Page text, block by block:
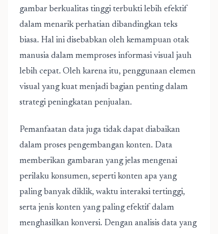
gambar berkualitas tinggi terbukti lebih efektif
dalam menarik perhatian dibandingkan teks
biasa. Hal ini disebabkan oleh kemampuan otak
manusia dalam memproses informasi visual jauh
lebih cepat. Oleh karena itu, penggunaan elemen
visual yang kuat menjadi bagian penting dalam
strategi peningkatan penjualan.
Pemanfaatan data juga tidak dapat diabaikan
dalam proses pengembangan konten. Data
memberikan gambaran yang jelas mengenai
perilaku konsumen, seperti konten apa yang
paling banyak diklik, waktu interaksi tertinggi,
serta jenis konten yang paling efektif dalam
menghasilkan konversi. Dengan analisis data yang